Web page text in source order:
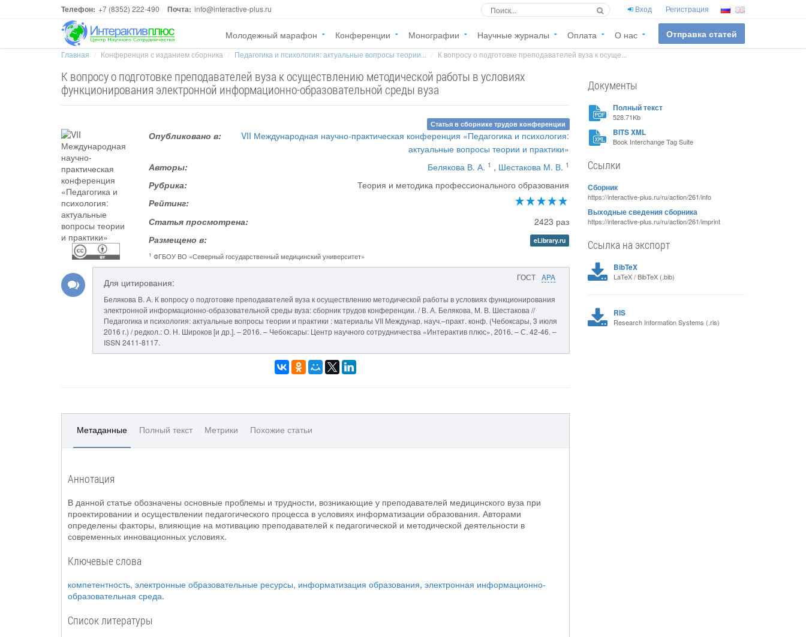
Телефон: +7 (8352) 222-490 Почта: info@interactive-plus.ru Вход Регистрация
Молодежный марафон Конференции Монографии Научные журналы Оплата О нас Отправка статей
Главная Конференция с изданием сборника Педагогика и психология: актуальные вопросы теории... К вопросу о подготовке преподавателей вуза к осуще...
К вопросу о подготовке преподавателей вуза к осуществлению методической работы в условиях
функционирования электронной информационно-образовательной среды вуза
Статья в сборнике трудов конференции
Опубликовано в:
VII Международная научно-практическая конференция «Педагогика и психология:
актуальные вопросы теории и практики»
Авторы:
Белякова В. А. 1 , Шестакова М. В. 1
Рубрика:
Теория и методика профессионального образования
Рейтинг:
Статья просмотрена:
2423 раз
Размещено в:
eLibrary.ru
1 ФГБОУ ВО «Северный государственный медицинский университет»
ГОСТ APA
Для цитирования:
Белякова В. А. К вопросу о подготовке преподавателей вуза к осуществлению методической работы в условиях функционирования
электронной информационно-образовательной среды вуза: сборник трудов конференции. / В. А. Белякова, М. В. Шестакова //
Педагогика и психология: актуальные вопросы теории и практики : материалы VII Междунар. науч.–практ. конф. (Чебоксары, 3 июля
2016 г.) / редкол.: О. Н. Широков [и др.]. – 2016. – Чебоксары: Центр научного сотрудничества «Интерактив плюс», 2016. – С. 42-46. –
ISSN 2411-8117.
Метаданные Полный текст Метрики Похожие статьи
Аннотация
В данной статье обозначены основные проблемы и трудности, возникающие у преподавателей медицинского вуза при
проектировании и осуществлении педагогического процесса в условиях информатизации образования. Авторами
определены факторы, влияющие на мотивацию преподавателей к педагогической и методической деятельности в
современных инновационных условиях.
Ключевые слова
компетентность, электронные образовательные ресурсы, информатизация образования, электронная информационно-
образовательная среда.
Список литературы
Документы
Полный текст
528.71Kb
BITS XML
Book Interchange Tag Suite
Ссылки
Сборник
https://interactive-plus.ru/ru/action/261/info
Выходные сведения сборника
https://interactive-plus.ru/ru/action/261/imprint
Ссылка на экспорт
BibTeX
LaTeX / BibTeX (.bib)
RIS
Research Information Systems (.ris)